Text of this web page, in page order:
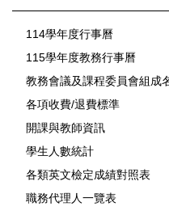
114學年度行事曆
115學年度教務行事曆
教務會議及課程委員會組成
各項收費/退費標準
開課與教師資訊
學生人數統計
各類英文檢定成績對照表
職務代理人一覽表